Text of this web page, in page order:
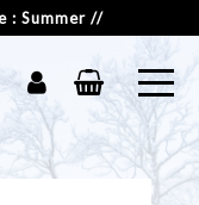
: Summer //